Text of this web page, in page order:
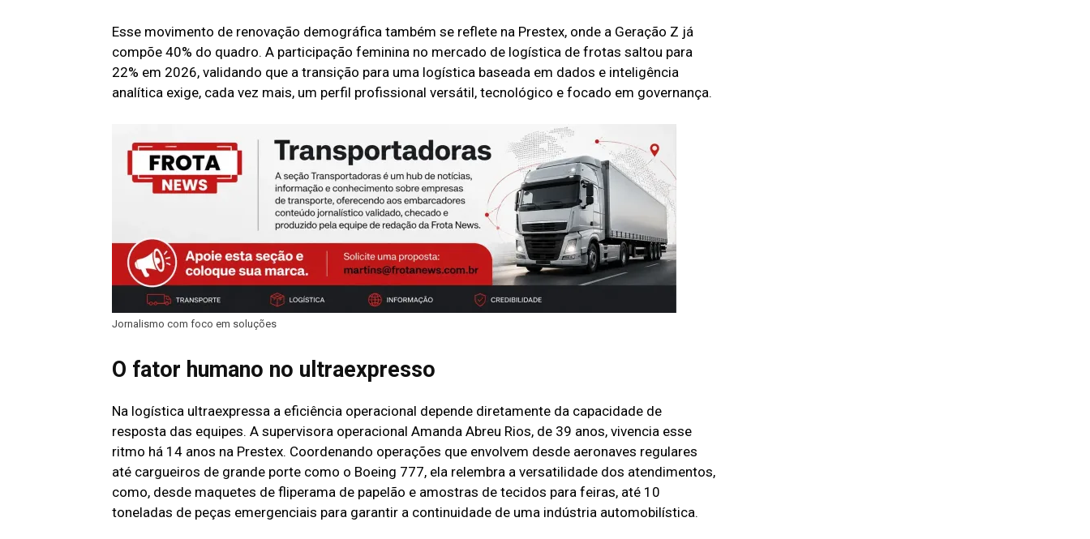
Esse movimento de renovação demográfica também se reflete na Prestex, onde a Geração Z já
compõe 40% do quadro. A participação feminina no mercado de logística de frotas saltou para
22% em 2026, validando que a transição para uma logística baseada em dados e inteligência
analítica exige, cada vez mais, um perfil profissional versátil, tecnológico e focado em governança.
Jornalismo com foco em soluções
O fator humano no ultraexpresso
Na logística ultraexpressa a eficiência operacional depende diretamente da capacidade de
resposta das equipes. A supervisora operacional Amanda Abreu Rios, de 39 anos, vivencia esse
ritmo há 14 anos na Prestex. Coordenando operações que envolvem desde aeronaves regulares
até cargueiros de grande porte como o Boeing 777, ela relembra a versatilidade dos atendimentos,
como, desde maquetes de fliperama de papelão e amostras de tecidos para feiras, até 10
toneladas de peças emergenciais para garantir a continuidade de uma indústria automobilística.